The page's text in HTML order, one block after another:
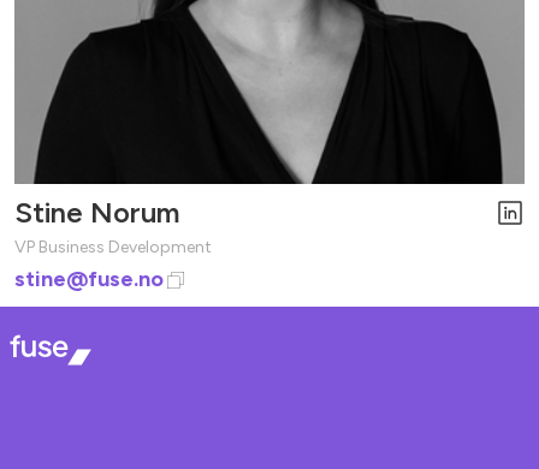
Stine Norum
VP Business Development
stine@fuse.no